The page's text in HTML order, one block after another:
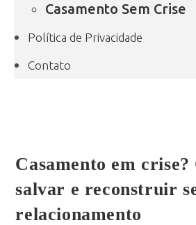
Casamento Sem Crise
Política de Privacidade
Contato
Casamento em crise?
salvar e reconstruir
relacionamento